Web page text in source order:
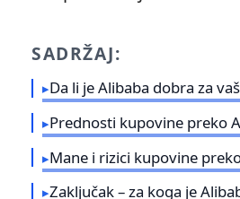
SADRŽAJ:
Da li je Alibaba dobra za
Prednosti kupovine preko
Mane i rizici kupovine
Zaključak – za koga je